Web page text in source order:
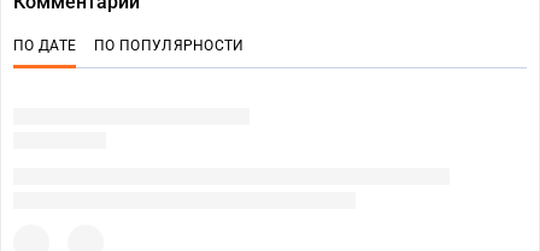
ПО ДАТЕ ПО ПОПУЛЯРНОСТИ